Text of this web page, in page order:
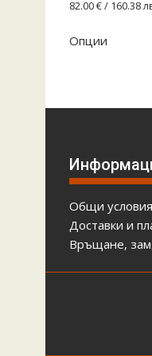
82.00€/ 160.38
Опции
Общи условия
Доставки и
Връщане,